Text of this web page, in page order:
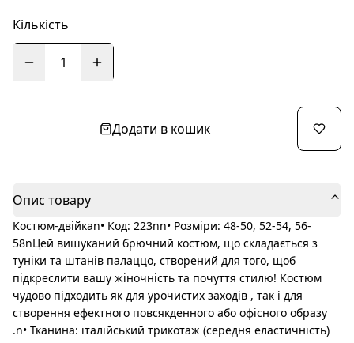
Кількість
1
Додати в кошик
Опис товару
Костюм-двійкаn• Код: 223nn• Розміри: 48-50, 52-54, 56-
58nЦей вишуканий брючний костюм, що складається з
туніки та штанів палаццо, створений для того, щоб
підкреслити вашу жіночність та почуття стилю! Костюм
чудово підходить як для урочистих заходів , так і для
створення ефектного повсякденного або офісного образу
.n• Тканина: італійський трикотаж (середня еластичність)